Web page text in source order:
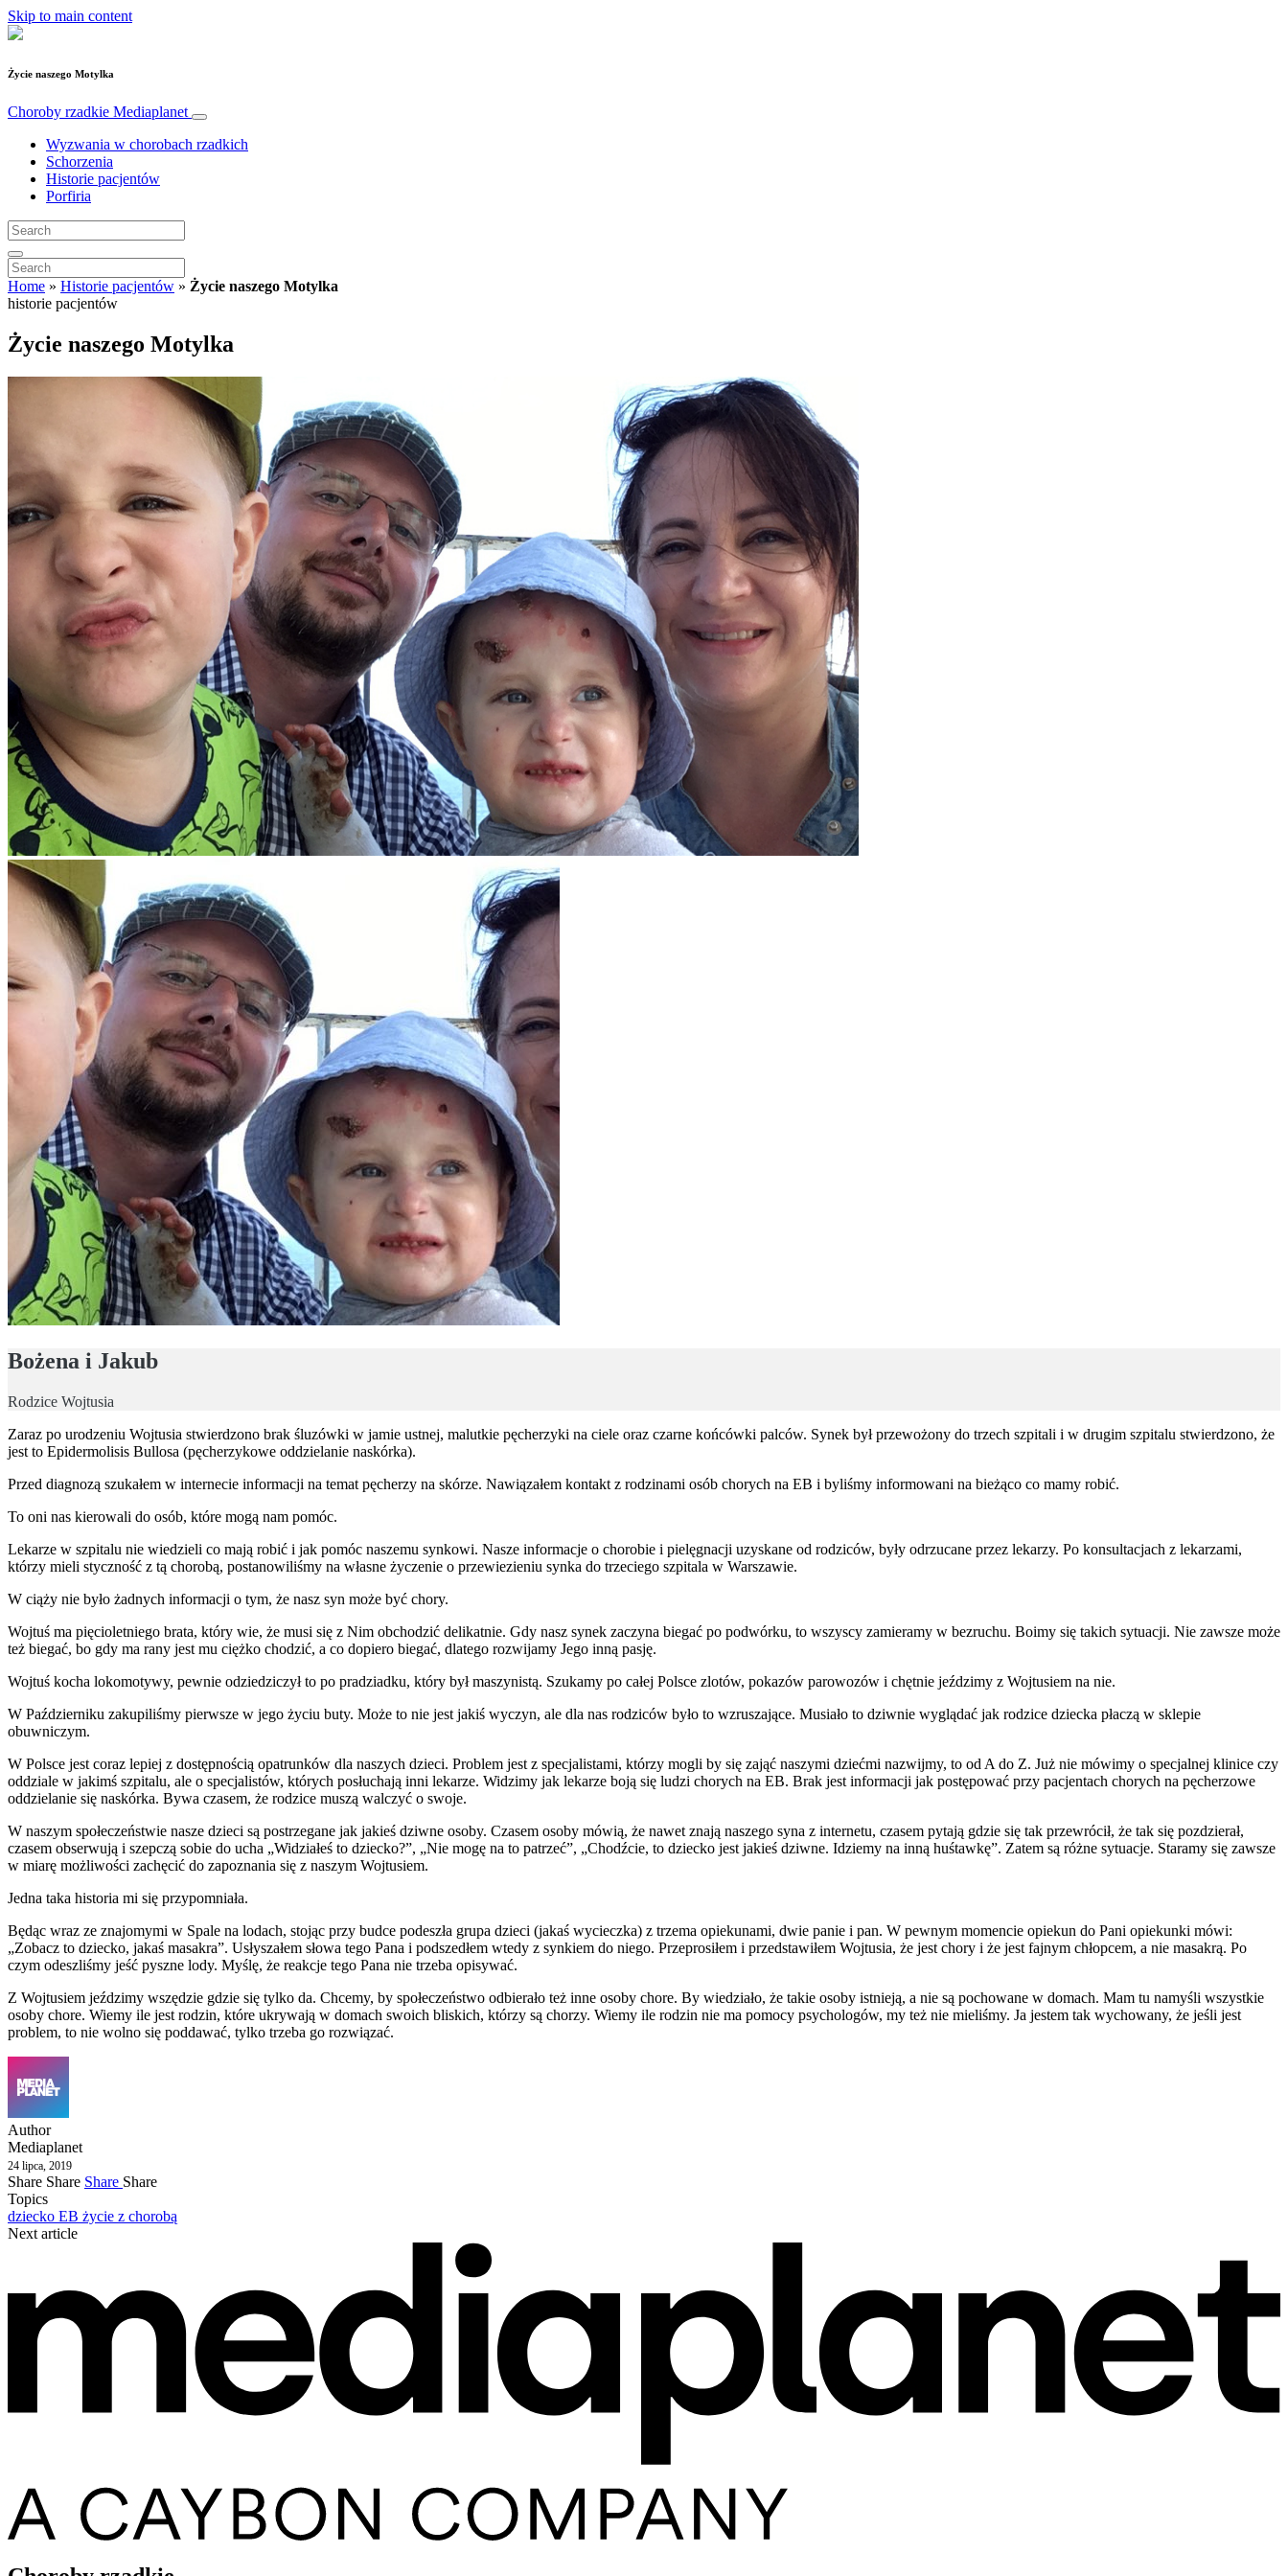
Skip to main content
Życie naszego Motylka
Choroby rzadkie Mediaplanet
Wyzwania w chorobach rzadkich
Schorzenia
Historie pacjentów
Porfiria
Home » Historie pacjentów » Życie naszego Motylka
historie pacjentów
Życie naszego Motylka
Bożena i Jakub
Rodzice Wojtusia
Zaraz po urodzeniu Wojtusia stwierdzono brak śluzówki w jamie ustnej, malutkie pęcherzyki na ciele oraz czarne końcówki palców. Synek był przewożony do trzech szpitali i w drugim szpitalu stwierdzono, że
jest to Epidermolisis Bullosa (pęcherzykowe oddzielanie naskórka).
Przed diagnozą szukałem w internecie informacji na temat pęcherzy na skórze. Nawiązałem kontakt z rodzinami osób chorych na EB i byliśmy informowani na bieżąco co mamy robić.
To oni nas kierowali do osób, które mogą nam pomóc.
Lekarze w szpitalu nie wiedzieli co mają robić i jak pomóc naszemu synkowi. Nasze informacje o chorobie i pielęgnacji uzyskane od rodziców, były odrzucane przez lekarzy. Po konsultacjach z lekarzami,
którzy mieli styczność z tą chorobą, postanowiliśmy na własne życzenie o przewiezieniu synka do trzeciego szpitala w Warszawie.
W ciąży nie było żadnych informacji o tym, że nasz syn może być chory.
Wojtuś ma pięcioletniego brata, który wie, że musi się z Nim obchodzić delikatnie. Gdy nasz synek zaczyna biegać po podwórku, to wszyscy zamieramy w bezruchu. Boimy się takich sytuacji. Nie zawsze może
też biegać, bo gdy ma rany jest mu ciężko chodzić, a co dopiero biegać, dlatego rozwijamy Jego inną pasję.
Wojtuś kocha lokomotywy, pewnie odziedziczył to po pradziadku, który był maszynistą. Szukamy po całej Polsce zlotów, pokazów parowozów i chętnie jeździmy z Wojtusiem na nie.
W Październiku zakupiliśmy pierwsze w jego życiu buty. Może to nie jest jakiś wyczyn, ale dla nas rodziców było to wzruszające. Musiało to dziwnie wyglądać jak rodzice dziecka płaczą w sklepie
obuwniczym.
W Polsce jest coraz lepiej z dostępnością opatrunków dla naszych dzieci. Problem jest z specjalistami, którzy mogli by się zająć naszymi dziećmi nazwijmy, to od A do Z. Już nie mówimy o specjalnej klinice czy
oddziale w jakimś szpitalu, ale o specjalistów, których posłuchają inni lekarze. Widzimy jak lekarze boją się ludzi chorych na EB. Brak jest informacji jak postępować przy pacjentach chorych na pęcherzowe
oddzielanie się naskórka. Bywa czasem, że rodzice muszą walczyć o swoje.
W naszym społeczeństwie nasze dzieci są postrzegane jak jakieś dziwne osoby. Czasem osoby mówią, że nawet znają naszego syna z internetu, czasem pytają gdzie się tak przewrócił, że tak się pozdzierał,
czasem obserwują i szepczą sobie do ucha „Widziałeś to dziecko?”, „Nie mogę na to patrzeć”, „Chodźcie, to dziecko jest jakieś dziwne. Idziemy na inną huśtawkę”. Zatem są różne sytuacje. Staramy się zawsze
w miarę możliwości zachęcić do zapoznania się z naszym Wojtusiem.
Jedna taka historia mi się przypomniała.
Będąc wraz ze znajomymi w Spale na lodach, stojąc przy budce podeszła grupa dzieci (jakaś wycieczka) z trzema opiekunami, dwie panie i pan. W pewnym momencie opiekun do Pani opiekunki mówi:
„Zobacz to dziecko, jakaś masakra”. Usłyszałem słowa tego Pana i podszedłem wtedy z synkiem do niego. Przeprosiłem i przedstawiłem Wojtusia, że jest chory i że jest fajnym chłopcem, a nie masakrą. Po
czym odeszliśmy jeść pyszne lody. Myślę, że reakcje tego Pana nie trzeba opisywać.
Z Wojtusiem jeździmy wszędzie gdzie się tylko da. Chcemy, by społeczeństwo odbierało też inne osoby chore. By wiedziało, że takie osoby istnieją, a nie są pochowane w domach. Mam tu namyśli wszystkie
osoby chore. Wiemy ile jest rodzin, które ukrywają w domach swoich bliskich, którzy są chorzy. Wiemy ile rodzin nie ma pomocy psychologów, my też nie mieliśmy. Ja jestem tak wychowany, że jeśli jest
problem, to nie wolno się poddawać, tylko trzeba go rozwiązać.
Author
Mediaplanet
24 lipca, 2019
Share Share Share Share
Topics
dziecko EB życie z chorobą
Next article